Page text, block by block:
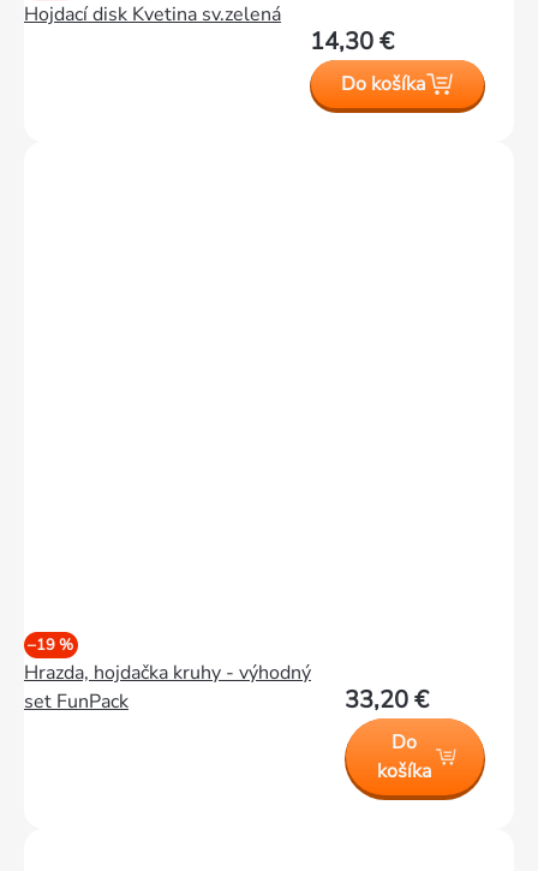
Hojdací disk Kvetina sv.zelená
14,30 €
Do košíka
–19 %
Hrazda, hojdačka kruhy - výhodný
set FunPack
33,20 €
Do
košíka